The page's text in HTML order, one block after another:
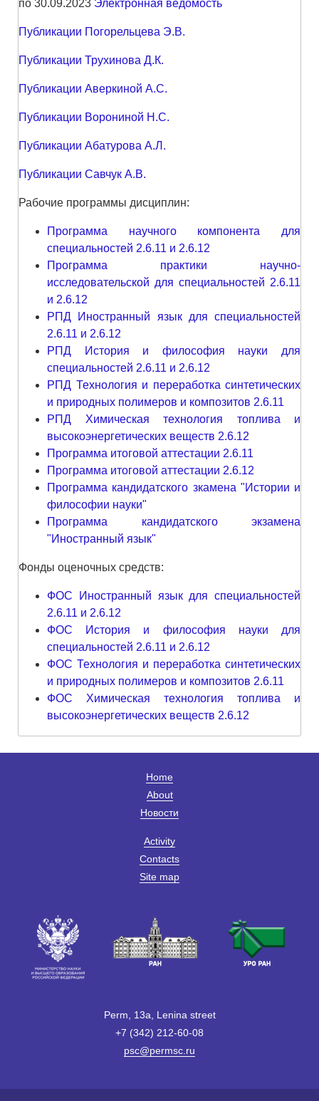
по 30.09.2023 Электронная ведомость
Публикации Погорельцева Э.В.
Публикации Трухинова Д.К.
Публикации Аверкиной А.С.
Публикации Ворониной Н.С.
Публикации Абатурова А.Л.
Публикации Савчук А.В.
Рабочие программы дисциплин:
Программа научного компонента для
специальностей 2.6.11 и 2.6.12
Программа практики научно-
исследовательской для специальностей 2.6.11
и 2.6.12
РПД Иностранный язык для специальностей
2.6.11 и 2.6.12
РПД История и философия науки для
специальностей 2.6.11 и 2.6.12
РПД Технология и переработка синтетических
и природных полимеров и композитов 2.6.11
РПД Химическая технология топлива и
высокоэнергетических веществ 2.6.12
Программа итоговой аттестации 2.6.11
Программа итоговой аттестации 2.6.12
Программа кандидатского зкамена "Истории и
философии науки"
Программа кандидатского экзамена
"Иностранный язык"
Фонды оценочных средств:
ФОС Иностранный язык для специальностей
2.6.11 и 2.6.12
ФОС История и философия науки для
специальностей 2.6.11 и 2.6.12
ФОС Технология и переработка синтетических
и природных полимеров и композитов 2.6.11
ФОС Химическая технология топлива и
высокоэнергетических веществ 2.6.12
Home
About
Новости
Activity
Contacts
Site map
Perm, 13a, Lenina street
+7 (342) 212-60-08
psc@permsc.ru